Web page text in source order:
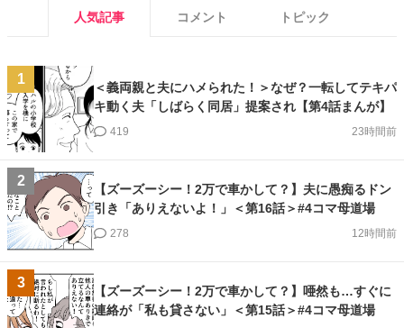
人気記事 コメント トピック
1
＜義両親と夫にハメられた！＞なぜ？一転してテキパ
キ動く夫「しばらく同居」提案され【第4話まんが】
23時間前
419
2
【ズーズーシー！2万で車かして？】夫に愚痴るドン
引き「ありえないよ！」＜第16話＞#4コマ母道場
12時間前
278
3
【ズーズーシー！2万で車かして？】唖然も…すぐに
連絡が「私も貸さない」＜第15話＞#4コマ母道場